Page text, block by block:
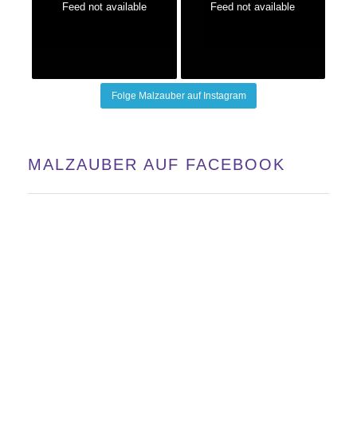
Feed not available Feed not available
Folge Malzauber auf Instagram
MALZAUBER AUF FACEBOOK